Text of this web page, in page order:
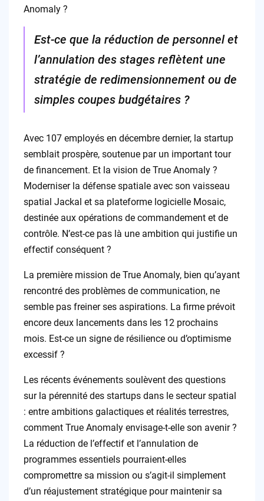
Anomaly ?
Est-ce que la réduction de personnel et
l’annulation des stages reflètent une
stratégie de redimensionnement ou de
simples coupes budgétaires ?
Avec 107 employés en décembre dernier, la startup
semblait prospère, soutenue par un important tour
de financement. Et la vision de True Anomaly ?
Moderniser la défense spatiale avec son vaisseau
spatial Jackal et sa plateforme logicielle Mosaic,
destinée aux opérations de commandement et de
contrôle. N’est-ce pas là une ambition qui justifie un
effectif conséquent ?
La première mission de True Anomaly, bien qu’ayant
rencontré des problèmes de communication, ne
semble pas freiner ses aspirations. La firme prévoit
encore deux lancements dans les 12 prochains
mois. Est-ce un signe de résilience ou d’optimisme
excessif ?
Les récents événements soulèvent des questions
sur la pérennité des startups dans le secteur spatial
: entre ambitions galactiques et réalités terrestres,
comment True Anomaly envisage-t-elle son avenir ?
La réduction de l’effectif et l’annulation de
programmes essentiels pourraient-elles
compromettre sa mission ou s’agit-il simplement
d’un réajustement stratégique pour maintenir sa